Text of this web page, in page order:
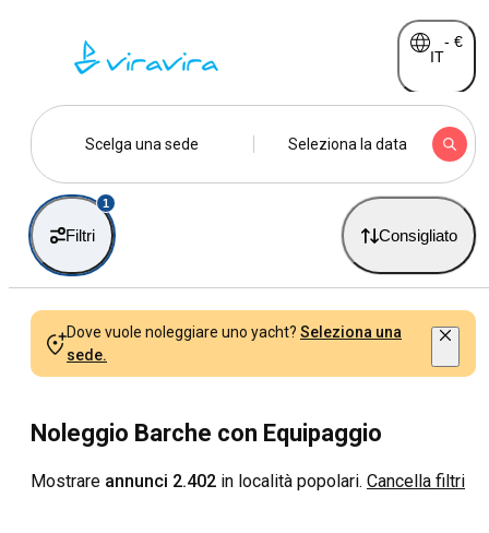
IT
- €
Scelga una sede Seleziona la data
Filtri
1
Consigliato
Dove vuole noleggiare uno yacht? Seleziona una
sede.
Noleggio Barche con Equipaggio
Mostrare annunci 2.402 in località popolari. Cancella filtri